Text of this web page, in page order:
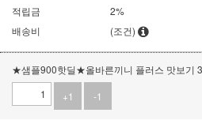
적립금
2%
배송비
(조건)
★샘플900핫딜★올바른끼니 플러스 맛보기
+1
-1